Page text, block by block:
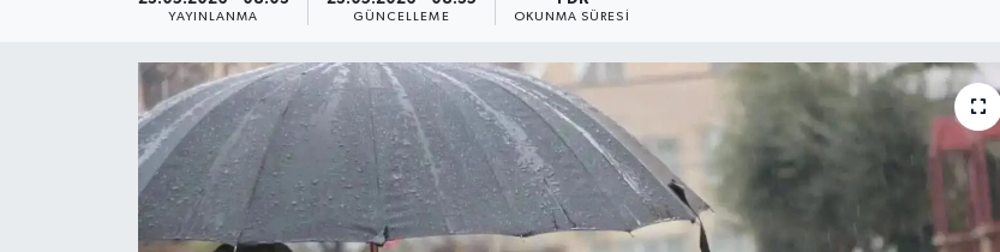
YAYINLANMA GÜNCELLEME OKUNMA SÜRESI
Bi̇li̇m & Teknoloji̇